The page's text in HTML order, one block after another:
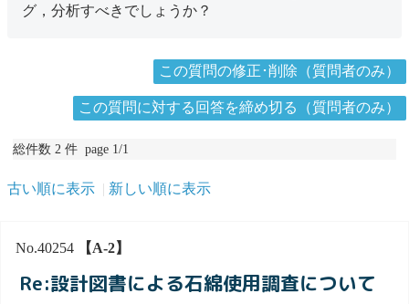
グ，分析すべきでしょうか？
この質問の修正･削除（質問者のみ）
この質問に対する回答を締め切る（質問者のみ）
総件数 2 件 page 1/1
古い順に表示 新しい順に表示
No.40254 【A-2】
Re:設計図書による石綿使用調査について